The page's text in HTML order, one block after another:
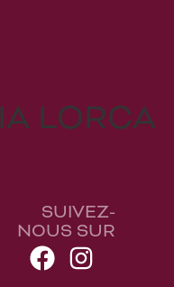
LORCA
SUIVEZ-
NOUS SUR